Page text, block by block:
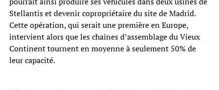
Stellantis et devenir copropriétaire du site de Madrid.
Cette opération, qui serait une première en Europe,
intervient alors que les chaînes d’assemblage du Vieux
Continent tournent en moyenne à seulement 50% de
leur capacité.